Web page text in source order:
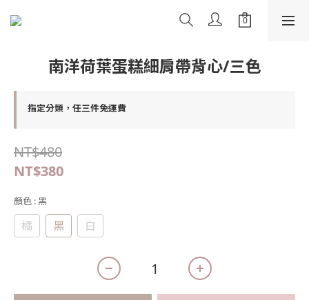
南洋荷葉蛋糕細肩帶背心/三色
指定分類，任三件免運費
NT$480
NT$380
顏色 : 黑
橘 黑 白